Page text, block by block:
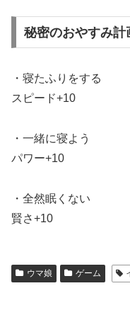
秘密のおやすみ計
・寝たふりをする
スピード+10
・一緒に寝よう
パワー+10
・全然眠くない
賢さ+10
ウマ娘 ゲーム